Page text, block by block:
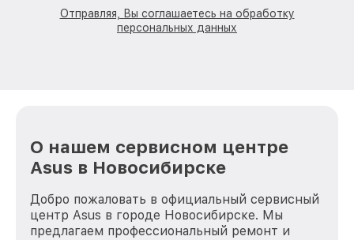
Отправляя, Вы соглашаетесь на обработку
персональных данных
О нашем сервисном центре
Asus в Новосибирске
Добро пожаловать в официальный сервисный
центр Asus в городе Новосибирске. Мы
предлагаем профессиональный ремонт и